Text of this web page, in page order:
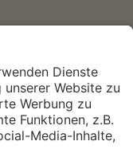
Institut